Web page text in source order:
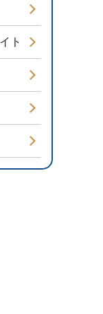
ト